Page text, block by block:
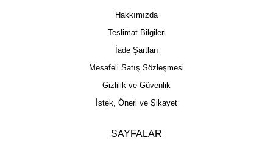
Hakkımızda
Teslimat Bilgileri
İade Şartları
Mesafeli Satış Sözleşmesi
Gizlilik ve Güvenlik
İstek, Öneri ve Şikayet
SAYFALAR